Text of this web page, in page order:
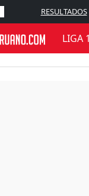
RESULTADOS
LIGA 1